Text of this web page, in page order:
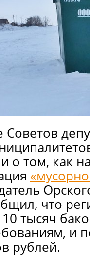
о том, как
что
тысяч
и
рублей.